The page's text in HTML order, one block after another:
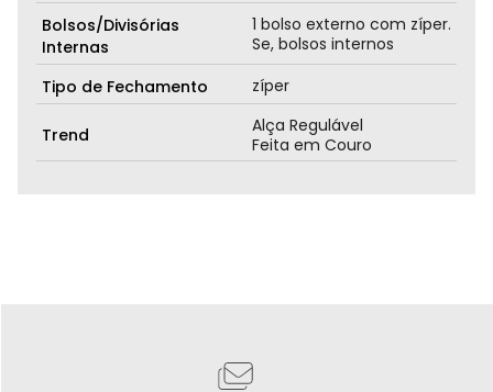
Bolsos/Divisórias
Internas
1 bolso externo com zíper.
Se, bolsos internos
Tipo de Fechamento
zíper
Trend
Alça Regulável
Feita em Couro